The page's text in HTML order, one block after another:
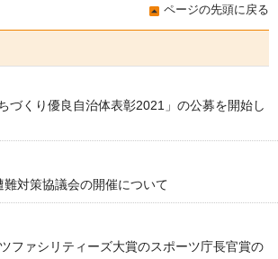
ページの先頭に戻る
づくり優良自治体表彰2021」の公募を開始し
対策協議会の開催について
ファシリティーズ大賞のスポーツ庁長官賞の